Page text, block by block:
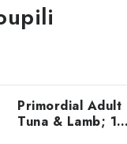
Primordial Adult
Tuna & Lamb; 12